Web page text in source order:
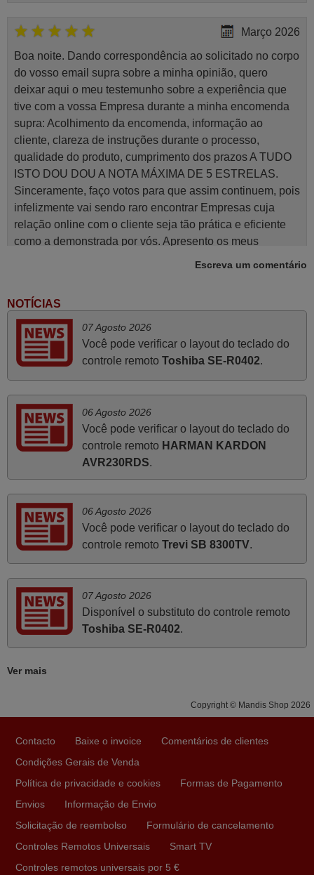
Março 2026
Boa noite. Dando correspondência ao solicitado no corpo
do vosso email supra sobre a minha opinião, quero
deixar aqui o meu testemunho sobre a experiência que
tive com a vossa Empresa durante a minha encomenda
supra: Acolhimento da encomenda, informação ao
cliente, clareza de instruções durante o processo,
qualidade do produto, cumprimento dos prazos A TUDO
ISTO DOU DOU A NOTA MÁXIMA DE 5 ESTRELAS.
Sinceramente, faço votos para que assim continuem, pois
infelizmente vai sendo raro encontrar Empresas cuja
relação online com o cliente seja tão prática e eficiente
como a demonstrada por vós. Apresento os meus
Abril 2025
O comando veio bem embrulhado e protegido. Fez logo a
emparelhamento com a televisão, sem problemas.
Funciona na perfeição. Recomendo vivamente este
produto e este site.
João,
PORTUGAL
Maio 2025
Bom dia. Estou extremamente satisfeita com o comando
e seu funcionamento perfeito, a rapidez na entrega e a
vossa eficiência no processo. Gostaria de salientar que
como usar o comando sem usar por marca mas
passando pelos códigos. Ninguém em loja nenhuma me
tinha explicado como funcionar. Apenas diziam que
tinham comandos universais mas podiam não funcionar.
Julho 2025
Ótimo produto!! Não precisa fazer nenhuma
Escreva um comentário
NOTÍCIAS
07 Agosto 2026
Você pode verificar o layout do teclado do
controle remoto Toshiba SE-R0402.
06 Agosto 2026
Você pode verificar o layout do teclado do
controle remoto HARMAN KARDON
AVR230RDS.
06 Agosto 2026
Você pode verificar o layout do teclado do
controle remoto Trevi SB 8300TV.
07 Agosto 2026
Disponível o substituto do controle remoto
Toshiba SE-R0402.
Ver mais
Copyright © Mandis Shop 2026
Contacto Baixe o invoice
Comentários de clientes
Condições Gerais de Venda
Política de privacidade e cookies
Formas de Pagamento
Envios
Informação de Envio
Solicitação de reembolso
Formulário de cancelamento
Controles Remotos Universais
Smart TV
Controles remotos universais por 5 €